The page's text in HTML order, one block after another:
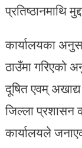
प्रतिष्ठानमाथि
कार्यालयका
ठाउँमा गरिएको
दूषित एवम्
जिल्ला प्रशासन
कार्यालयले